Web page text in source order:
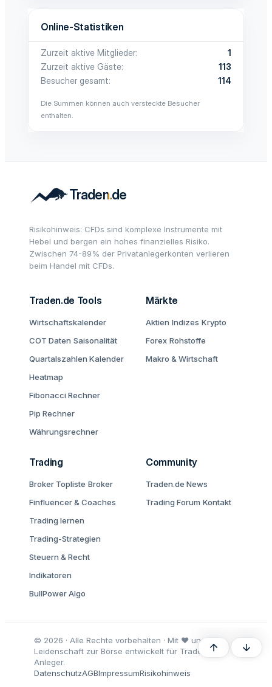
Online-Statistiken
Zurzeit aktive Mitglieder
1
Zurzeit aktive Gäste
113
Besucher gesamt
114
Die Summen können auch versteckte Besucher
enthalten.
Risikohinweis: CFDs sind komplexe Instrumente mit
Hebel und bergen ein hohes finanzielles Risiko.
Zwischen 74-89% der Privatanlegerkonten verlieren
beim Handel mit CFDs.
Traden.de Tools
Wirtschaftskalender
COT Daten Saisonalität
Quartalszahlen Kalender
Heatmap
Fibonacci Rechner
Pip Rechner
Währungsrechner
Märkte
Aktien Indizes Krypto
Forex Rohstoffe
Makro & Wirtschaft
Trading
Broker Topliste Broker
Finfluencer & Coaches
Trading lernen
Trading-Strategien
Steuern & Recht
Indikatoren
BullPower Algo
Community
Traden.de News
Trading Forum Kontakt
© 2026 · Alle Rechte vorbehalten · Mit ♥ und
Leidenschaft zur Börse entwickelt für Trader und
Anleger.
DatenschutzAGBImpressumRisikohinweis
Oben Unten